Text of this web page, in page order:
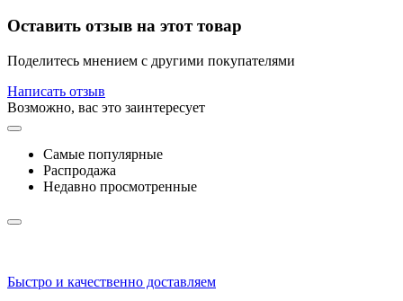
Оставить отзыв на этот товар
Поделитесь мнением с другими покупателями
Написать отзыв
Возможно, вас это заинтересует
Самые популярные
Распродажа
Недавно просмотренные
Быстро и качественно доставляем